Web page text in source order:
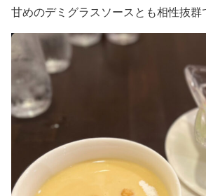
甘めのデミグラスソースとも相性抜群